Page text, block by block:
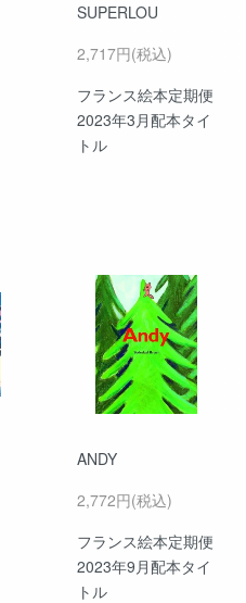
SUPERLOU
2,717円(税込)
フランス絵本定期便
2023年3月配本タイ
トル
ANDY
2,772円(税込)
フランス絵本定期便
2023年9月配本タイ
トル